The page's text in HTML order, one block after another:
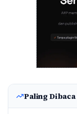
Paling Dibaca